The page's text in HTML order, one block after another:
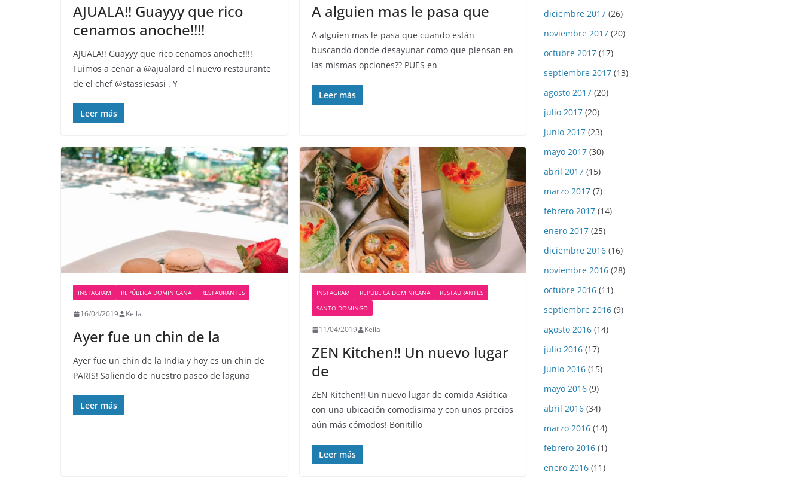
AJUALA!! Guayyy que rico
cenamos anoche!!!!
AJUALA!! Guayyy que rico cenamos anoche!!!!
Fuimos a cenar a @ajualard el nuevo restaurante
de el chef @stassiesasi . Y
Leer más
A alguien mas le pasa que
A alguien mas le pasa que cuando están
buscando donde desayunar como que piensan en
las mismas opciones?? PUES en
Leer más
INSTAGRAM REPÚBLICA DOMINICANA RESTAURANTES
16/04/2019 Keila
Ayer fue un chin de la
Ayer fue un chin de la India y hoy es un chin de
PARIS! Saliendo de nuestro paseo de laguna
Leer más
INSTAGRAM REPÚBLICA DOMINICANA
RESTAURANTES
SANTO DOMINGO
11/04/2019 Keila
ZEN Kitchen!! Un nuevo lugar
de
ZEN Kitchen!! Un nuevo lugar de comida Asiática
con una ubicación comodisima y con unos precios
aún más cómodos! Bonitillo
Leer más
diciembre 2017 (26)
noviembre 2017 (20)
octubre 2017 (17)
septiembre 2017 (13)
agosto 2017 (20)
julio 2017 (20)
junio 2017 (23)
mayo 2017 (30)
abril 2017 (15)
marzo 2017 (7)
febrero 2017 (14)
enero 2017 (25)
diciembre 2016 (16)
noviembre 2016 (28)
octubre 2016 (11)
septiembre 2016 (9)
agosto 2016 (14)
julio 2016 (17)
junio 2016 (15)
mayo 2016 (9)
abril 2016 (34)
marzo 2016 (14)
febrero 2016 (1)
enero 2016 (11)